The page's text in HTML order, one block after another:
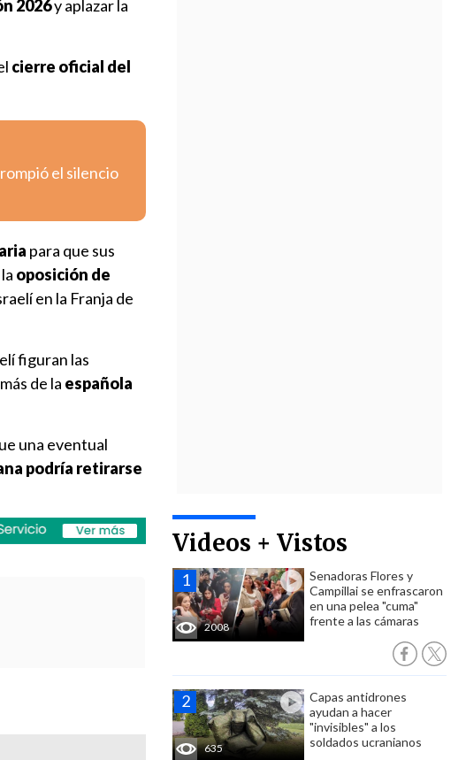
Videos + Vistos
2008
Senadoras Flores y
Campillai se enfrascaron
en una pelea "cuma"
frente a las cámaras
635
Capas antidrones
ayudan a hacer
"invisibles" a los
soldados ucranianos
2026y aplazar la
cierre oficial del
el silencio
para que sus
oposición de
en la Franja de
figuran las
de la española
una eventual
podría retirarse